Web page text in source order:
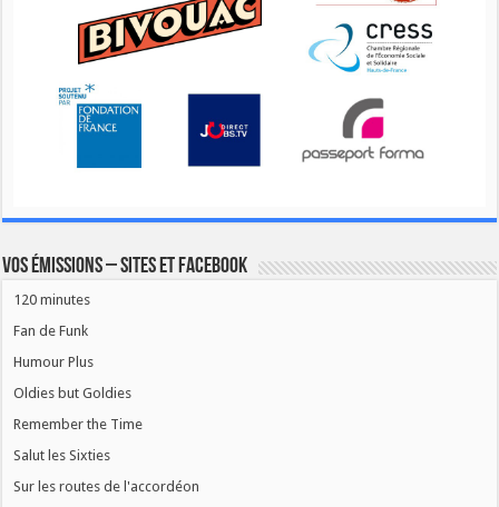
Vos émissions – Sites et Facebook
120 minutes
Fan de Funk
Humour Plus
Oldies but Goldies
Remember the Time
Salut les Sixties
Sur les routes de l'accordéon